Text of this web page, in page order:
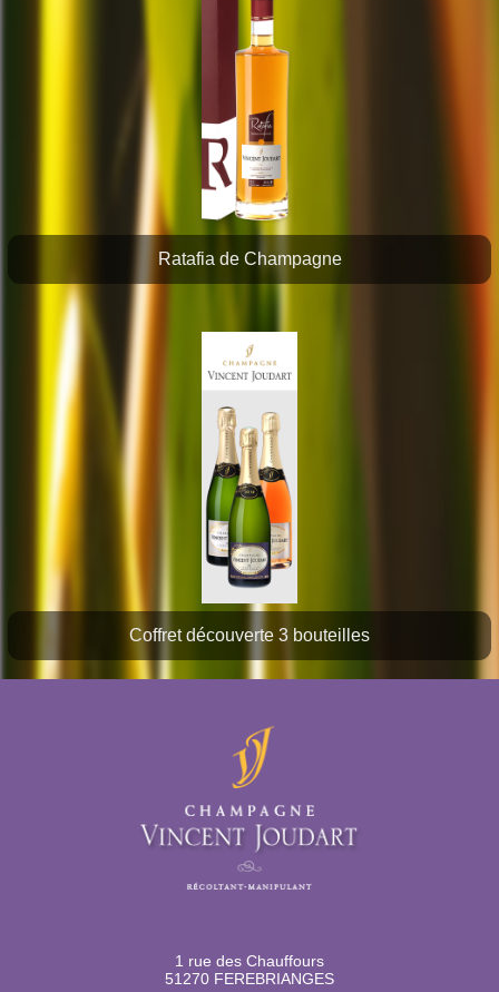
Ratafia de Champagne
Coffret découverte 3 bouteilles
1 rue des Chauffours
51270 FEREBRIANGES